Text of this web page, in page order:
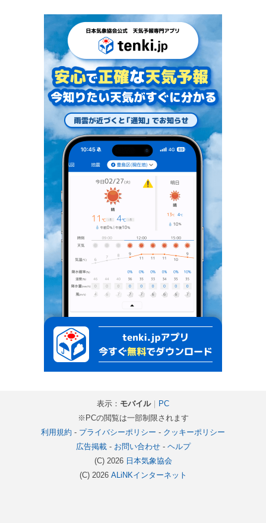
表示： モバイル｜ PC
※PCの閲覧は一部制限されます
利用規約 - プライバシーポリシー - クッキーポリシー
広告掲載- お問い合わせ- ヘルプ
(C) 2026 日本気象協会
(C) 2026 ALiNKインターネット